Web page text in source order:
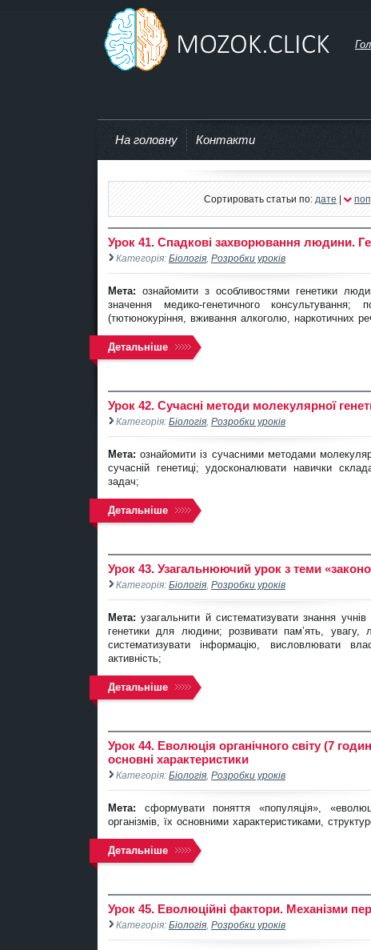
На головну Контакти
Сортировать статьи по: дате |
Урок 41. Спадкові захворювання людини.
Категорія: Біологія Розробки уроків
Мета: ознайомити з особливостями генетики
значення медико-генетичного
(тютюнокуріння, вживання алкоголю, наркотичних
Детальніше
Урок 42. Сучасні методи молекулярної
Категорія: Біологія Розробки уроків
Мета: ознайомити із сучасними методами
сучасній генетиці; удосконалювати навички
задач;
Детальніше
Урок 43. Узагальнюючий урок з теми
Категорія: Біологія Розробки уроків
Мета: узагальнити й систематизувати знання учнів
генетики для людини; розвивати пам’ять, увагу,
систематизувати інформацію, висловлювати
активність;
Детальніше
Урок 44. Еволюція органічного світу (7
основні характеристики
Категорія: Біологія Розробки уроків
Мета: сформувати поняття «популяція»,
організмів, їх основними характеристиками,
Детальніше
Урок 45. Еволюційні фактори. Механізми
Категорія: Біологія Розробки уроків